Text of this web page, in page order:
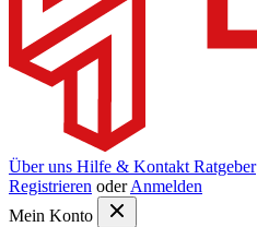
Über uns Hilfe & Kontakt Ratgeber
Registrieren oder Anmelden
Mein Konto